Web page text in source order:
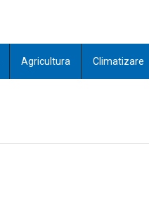
Agricultura Climatizare